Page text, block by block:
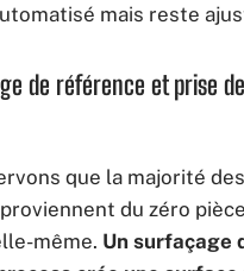
mais reste
de référence et prise
que la majorité
du zéro
même. Un surfaçage